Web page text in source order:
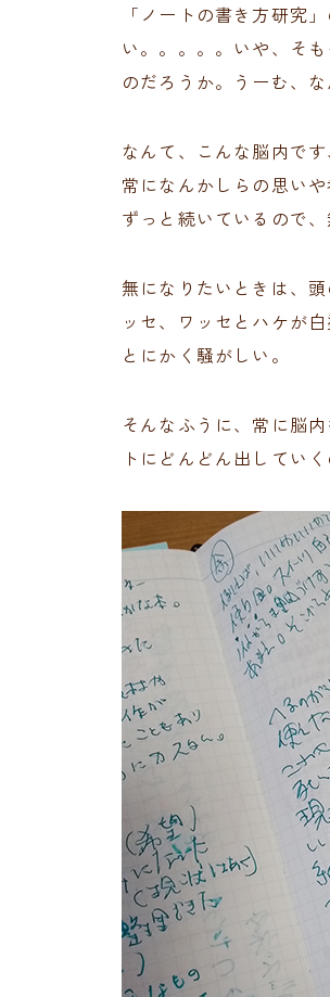
「ノートの書き方研究
い。。。。。いや、そ
のだろうか。うーむ、
なんて、こんな脳内で
常になんかしらの思い
ずっと続いているので、
無になりたいときは、
ッセ、ワッセとハケが
とにかく騒がしい。
そんなふうに、常に脳
トにどんどん出してい